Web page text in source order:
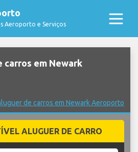
Aeroporto e Serviços
carros em Newark
de carros em Newark Aeroporto
ALUGUER DE CARRO